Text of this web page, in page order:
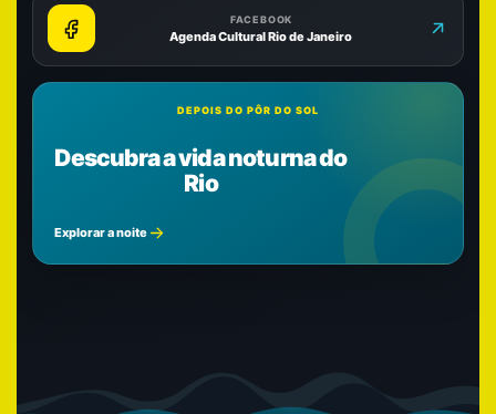
FACEBOOK
Agenda Cultural Rio de Janeiro
DEPOIS DO PÔR DO SOL
Descubra a vida noturna do
Rio
Explorar a noite